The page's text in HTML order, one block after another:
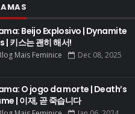
Beijo Explosivo | Dynamite
| 키스는 괜히 해서!
Mais Feminice Dec 08, 2025
O jogo da morte | Death’s
| 이재, 곧 죽습니다